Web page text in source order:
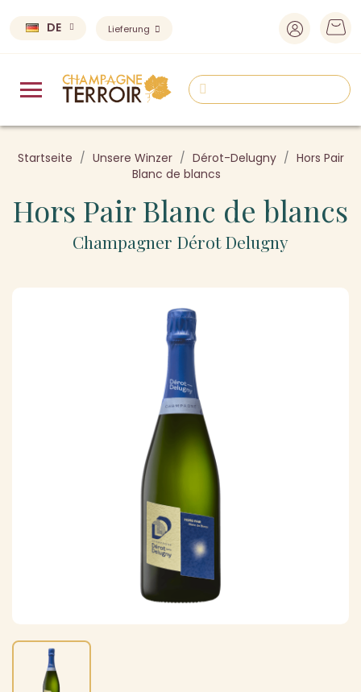
DE Lieferung
Startseite Unsere Winzer Dérot-Delugny
Hors Pair
Blanc de blancs
Hors Pair Blanc de blancs
Champagner Dérot Delugny